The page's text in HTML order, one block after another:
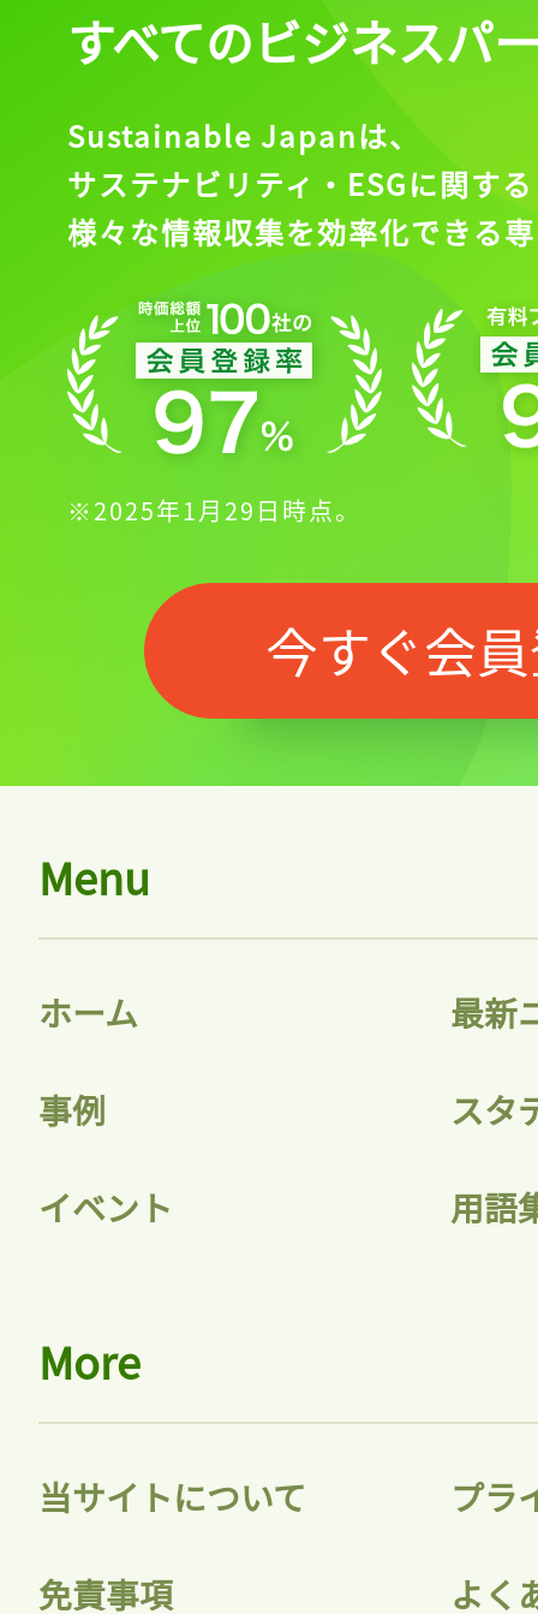
すべてのビジネスパ
Sustainable Japanは、
サステナビリティ・ESGに関する
様々な情報収集を効率化できる
※2025年1月29日時点。
今すぐ会
Menu
ホーム 最新
事例 スタ
イベント 用語
More
当サイトについて プラ
免責事項 よく